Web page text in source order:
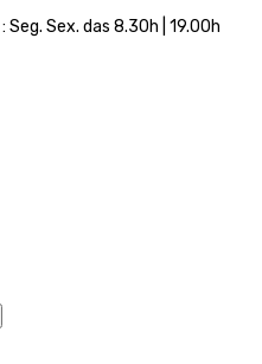
: Seg. Sex. das 8.30h | 19.00h